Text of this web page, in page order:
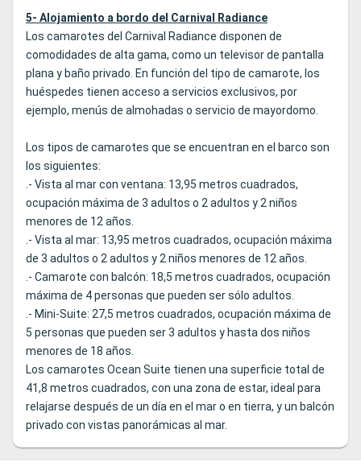
5- Alojamiento a bordo del Carnival Radiance
Los camarotes del Carnival Radiance disponen de
comodidades de alta gama, como un televisor de pantalla
plana y baño privado. En función del tipo de camarote, los
huéspedes tienen acceso a servicios exclusivos, por
ejemplo, menús de almohadas o servicio de mayordomo.
Los tipos de camarotes que se encuentran en el barco son
los siguientes:
.- Vista al mar con ventana: 13,95 metros cuadrados,
ocupación máxima de 3 adultos o 2 adultos y 2 niños
menores de 12 años.
.- Vista al mar: 13,95 metros cuadrados, ocupación máxima
de 3 adultos o 2 adultos y 2 niños menores de 12 años.
.- Camarote con balcón: 18,5 metros cuadrados, ocupación
máxima de 4 personas que pueden ser sólo adultos.
.- Mini-Suite: 27,5 metros cuadrados, ocupación máxima de
5 personas que pueden ser 3 adultos y hasta dos niños
menores de 18 años.
Los camarotes Ocean Suite tienen una superficie total de
41,8 metros cuadrados, con una zona de estar, ideal para
relajarse después de un día en el mar o en tierra, y un balcón
privado con vistas panorámicas al mar.